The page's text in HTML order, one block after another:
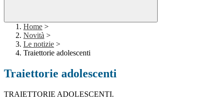
Home >
Novità >
Le notizie >
Traiettorie adolescenti
Traiettorie adolescenti
TRAIETTORIE ADOLESCENTI.